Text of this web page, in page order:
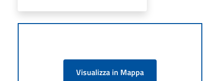
Visualizza in Mappa